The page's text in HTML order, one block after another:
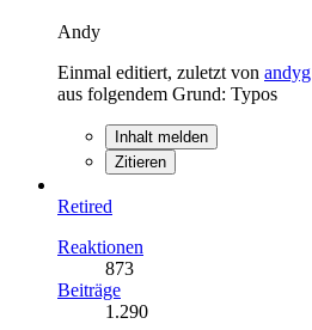
Andy
Einmal editiert, zuletzt von andyg
aus folgendem Grund: Typos
Inhalt melden
Zitieren
Retired
Reaktionen
873
Beiträge
1.290